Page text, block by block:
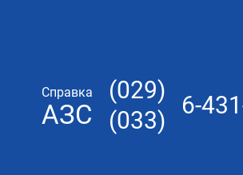
Справка
АЗС
(029)
(033)
6-